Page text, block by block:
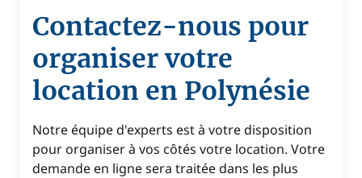
Contactez-nous pour
organiser votre
location en Polynésie
Notre équipe d'experts est à votre disposition
pour organiser à vos côtés votre location. Votre
demande en ligne sera traitée dans les plus